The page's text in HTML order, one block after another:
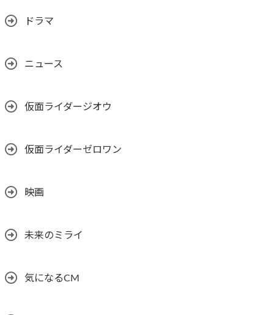
ドラマ
ニュース
仮面ライダージオウ
仮面ライダーゼロワン
映画
未来のミライ
気になるCM